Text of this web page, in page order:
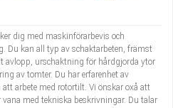
dig med maskinförarbevis och
Du kan all typ av schaktarbeten, främst
avlopp, urschaktning för hårdgjorda ytor
av tomter. Du har erfarenhet av
arbete med rotortilt. Vi önskar oxå att
med tekniska beskrivningar. Du talar